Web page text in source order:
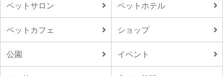
ペットサロン ペットホテル
ペットカフェ ショップ
公園 イベント